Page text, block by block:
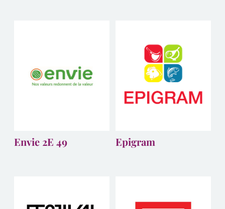
Envie 2E 49 Epigram